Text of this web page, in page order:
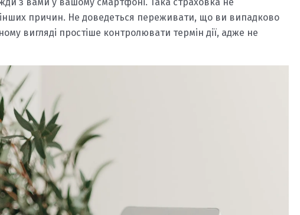
причин. Не доведеться переживати, що ви випадково
вигляді простіше контролювати термін дії, адже не